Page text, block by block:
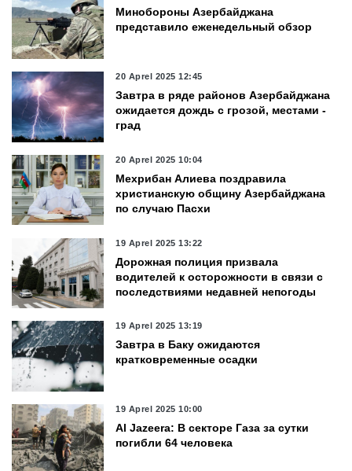
Минобороны Азербайджана
представило еженедельный обзор
20 Aprel 2025 12:45
Завтра в ряде районов Азербайджана
ожидается дождь с грозой, местами -
град
20 Aprel 2025 10:04
Мехрибан Алиева поздравила
христианскую общину Азербайджана
по случаю Пасхи
19 Aprel 2025 13:22
Дорожная полиция призвала
водителей к осторожности в связи с
последствиями недавней непогоды
19 Aprel 2025 13:19
Завтра в Баку ожидаются
кратковременные осадки
19 Aprel 2025 10:00
Al Jazeera: В секторе Газа за сутки
погибли 64 человека